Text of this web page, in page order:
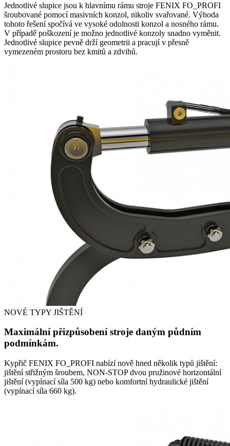
Jednotlivé slupice jsou k hlavnímu rámu stroje FENIX FO_PROFI
šroubované pomocí masivních konzol, nikoliv svařované. Výhoda
tohoto řešení spočívá ve vysoké odolnosti konzol a nosného rámu.
V případě poškození je možno jednotlivé konzoly snadno vyměnit.
Jednotlivé slupice pevně drží geometrii a pracují v přesně
vymezeném prostoru bez kmitů a zdvihů.
NOVÉ TYPY JIŠTĚNÍ
Maximální přizpůsobení stroje daným půdním
podmínkám.
Kypřič FENIX FO_PROFI nabízí nově hned několik typů jištění:
jištění střižným šroubem, NON-STOP dvou pružinové horizontální
jištění (vypínací síla 500 kg) nebo komfortní hydraulické jištění
(vypínací síla 660 kg).